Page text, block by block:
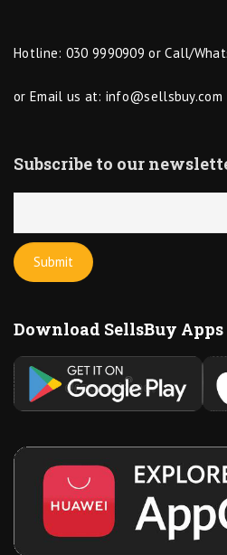
Hotline: 030 9990909 or Call/
or Email us at: info@sellsbuy.com
Subscribe to our
Download SellsBuy Apps